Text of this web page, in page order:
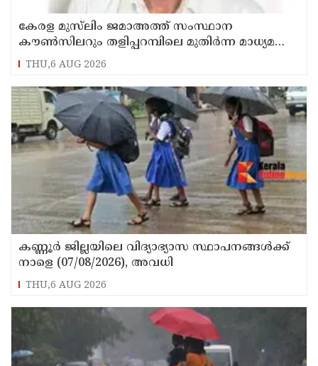
കേരള മുസ്‌ലിം ജമാഅത്ത് സംസ്ഥാന
കൗൺസിലറും തളിപ്പറമ്പിലെ മുതിർന്ന മാധ്യമ
പ്രവർത്തകനുമായ ബി എ അലി മൊഗ്രാൽ
നിര്യാതനായി
THU,6 AUG 2026
കണ്ണൂർ ജില്ലയിലെ വിദ്യാഭ്യാസ സ്ഥാപനങ്ങള്‍ക്ക്
നാളെ (07/08/2026), അവധി
THU,6 AUG 2026